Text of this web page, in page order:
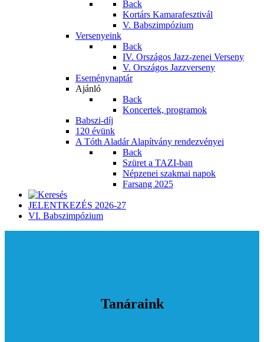
Back
Kortárs Kamarafesztivál
V. Babszimpózium
Versenyeink
Back
IV. Országos Jazz-zenei Verseny
V. Országos Jazzverseny
Eseménynaptár
Ajánló
Back
Koncertek, programok
Babszi-díj
120 évünk
A Tóth Aladár Alapítvány rendezvényei
Back
Szüret a TAZI-ban
Népzenei szakmai napok
Farsang 2025
JELENTKEZÉS 2026-27
VI. Babszimpózium
Tanáraink